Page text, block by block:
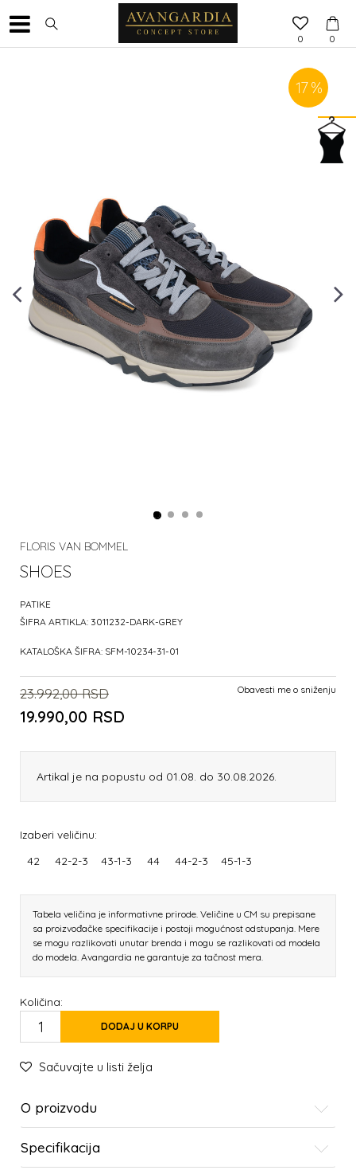
0
0
17 %
FLORIS VAN BOMMEL
SHOES
PATIKE
ŠIFRA ARTIKLA: 3011232-DARK-GREY
KATALOŠKA ŠIFRA: SFM-10234-31-01
23.992,00 RSD
19.990,00 RSD
Obavesti me o sniženju
Artikal je na popustu od 01.08. do 30.08.2026.
Izaberi veličinu:
42 42-2-3 43-1-3 44 44-2-3 45-1-3
Tabela veličina je informativne prirode. Veličine u CM su prepisane
sa proizvođačke specifikacije i postoji mogućnost odstupanja. Mere
se mogu razlikovati unutar brenda i mogu se razlikovati od modela
do modela. Avangardia ne garantuje za tačnost mera.
Količina:
DODAJ U KORPU
Sačuvajte u listi želja
O proizvodu
Specifikacija